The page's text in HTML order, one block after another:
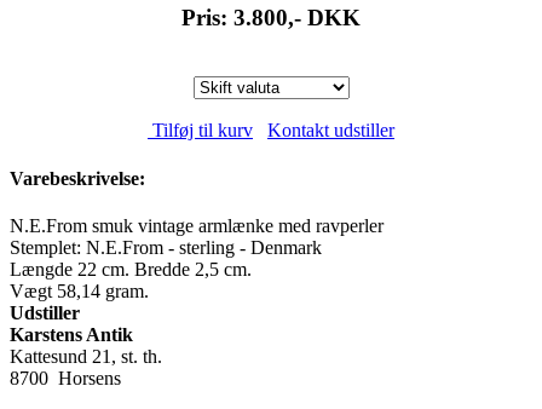
Pris: 3.800,- DKK
Tilføj til kurv Kontakt udstiller
Varebeskrivelse:
N.E.From smuk vintage armlænke med ravperler
Stemplet: N.E.From - sterling - Denmark
Længde 22 cm. Bredde 2,5 cm.
Vægt 58,14 gram.
Udstiller
Karstens Antik
Kattesund 21, st. th.
8700 Horsens